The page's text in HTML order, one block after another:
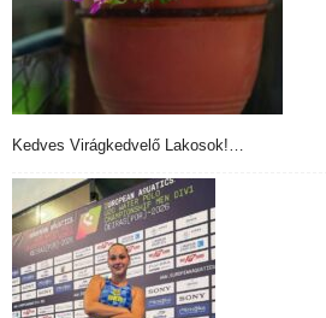
Kedves Virágkedvelő Lakosok!…